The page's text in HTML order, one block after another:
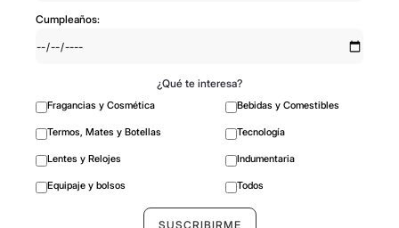
Cumpleaños:
¿Qué te interesa?
Fragancias y Cosmética Bebidas y Comestibles
Termos, Mates y Botellas Tecnología
Lentes y Relojes Indumentaria
Equipaje y bolsos Todos